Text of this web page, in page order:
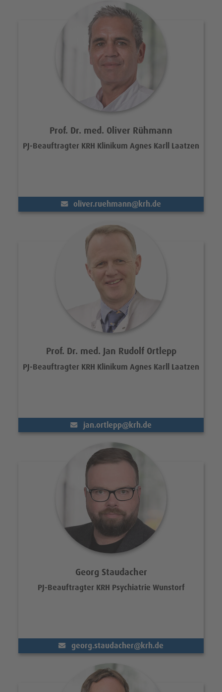
Portrait Prof. Dr. med. Oliver
Prof. Dr. med. Oliver Rühmann
PJ-Beauftragter KRH Klinikum Agnes Karll Laatzen
oliver.ruehmann (@)
krh.de
Portrait Prof. Dr. med. Jan Rudolf
Prof. Dr. med. Jan Rudolf Ortlepp
PJ-Beauftragter KRH Klinikum Agnes Karll Laatzen
jan.ortlepp (@)
krh.de
Portrait Georg Staudacher
Georg Staudacher
PJ-Beauftragter KRH Psychiatrie Wunstorf
georg.staudacher (@)
krh.de
Portrait Prof. Dr. med. Jan Jakob